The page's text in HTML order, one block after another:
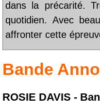
dans la précarité.
quotidien. Avec
affronter cette
Bande
ROSIE DAVIS -